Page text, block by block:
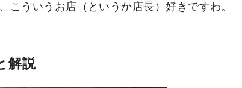
こういうお店（というか店長）好きですわ。
解説